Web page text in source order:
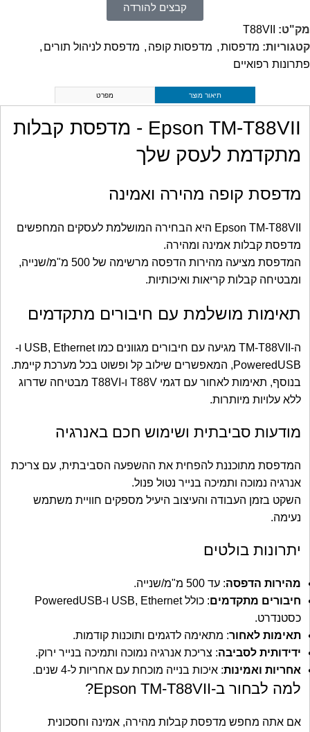
קבצים להורדה
מק"ט:
T88VII
קטגוריות: מדפסות, מדפסות קופה , מדפסת לניהול תורים ,
פתרונות רפואיים
תיאור מוצר מפרט
Epson TM-T88VII - מדפסת קבלות
מתקדמת לעסק שלך
מדפסת קופה מהירה ואמינה
Epson TM-T88VII היא הבחירה המושלמת לעסקים המחפשים
מדפסת קבלות אמינה ומהירה.
המדפסת מציעה מהירות הדפסה מרשימה של 500 מ"מ/שנייה,
ומבטיחה קבלות קריאות ואיכותיות.
תאימות מושלמת עם חיבורים מתקדמים
ה-TM-T88VII מגיעה עם חיבורים מגוונים כמו USB, Ethernet ו-
PoweredUSB, המאפשרים שילוב קל ופשוט בכל מערכת קיימת.
בנוסף, תאימות לאחור עם דגמי T88V ו-T88VI מבטיחה שדרוג
ללא עלויות מיותרות.
מודעות סביבתית ושימוש חכם באנרגיה
המדפסת מתוכננת להפחית את ההשפעה הסביבתית, עם צריכת
אנרגיה נמוכה ותמיכה בנייר נטול פנול.
השקט בזמן העבודה והעיצוב היעיל מספקים חוויית משתמש
נעימה.
יתרונות בולטים
מהירות הדפסה: עד 500 מ"מ/שנייה.
חיבורים מתקדמים
: כולל USB, Ethernet ו-PoweredUSB
כסטנדרט.
תאימות לאחור: מתאימה לדגמים ותוכנות קודמות.
ידידותית לסביבה: צריכת אנרגיה נמוכה ותמיכה בנייר ירוק.
אחריות ואמינות: איכות בנייה מוכחת עם אחריות ל-4 שנים.
למה לבחור ב-Epson TM-T88VII?
אם אתה מחפש מדפסת קבלות מהירה, אמינה וחסכונית